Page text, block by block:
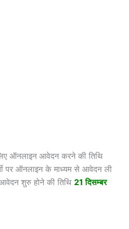
लिए ऑनलाइन आवेदन करने की तिथि
पर ऑनलाइन के माध्यम से आवेदन ली
शुरु होने की तिथि 21 दिसम्बर